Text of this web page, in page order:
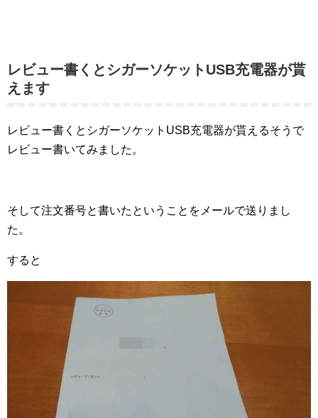
レビュー書くとシガーソケットUSB充電器が貰
えます
レビュー書くとシガーソケットUSB充電器が貰えるそうで
レビュー書いてみました。
そして注文番号と書いたということをメールで送りまし
た。
すると